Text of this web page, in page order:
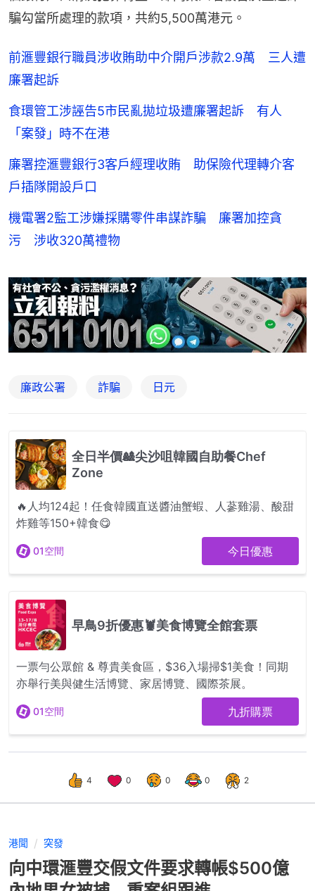
騙勾當所處理的款項，共約5,500萬港元。
前滙豐銀行職員涉收賄助中介開戶涉款2.9萬 三人遭
廉署起訴
食環管工涉誣告5市民亂拋垃圾遭廉署起訴 有人
「案發」時不在港
廉署控滙豐銀行3客戶經理收賄 助保險代理轉介客
戶插隊開設戶口
機電署2監工涉嫌採購零件串謀詐騙 廉署加控貪
污 涉收320萬禮物
廉政公署 詐騙 日元
4 0 0 0 2
港聞 突發
向中環滙豐交假文件要求轉帳$500億